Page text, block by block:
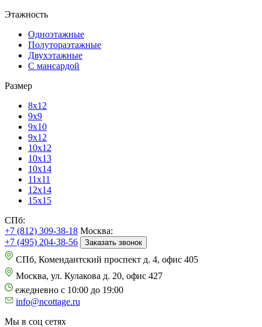
Этажность
Одноэтажные
Полутораэтажные
Двухэтажные
С мансардой
Размер
8х12
9х9
9х10
9х12
10х12
10х13
10х14
11х11
12х14
15х15
СПб:
+7 (812) 309-38-18 Москва:
+7 (495) 204-38-56
Заказать звонок
СПб, Комендантский проспект д. 4, офис 405
Москва, ул. Кулакова д. 20, офис 427
ежедневно с 10:00 до 19:00
info@ncottage.ru
Мы в соц сетях